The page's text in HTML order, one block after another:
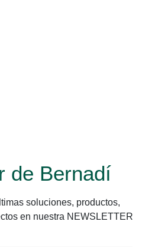
de Bernadí
soluciones, productos,
en nuestra NEWSLETTER